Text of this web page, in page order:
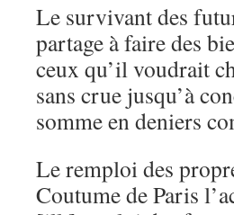
Le survivant des
partage à faire des
ceux qu’il voudrait
sans crue jusqu’à
somme en deniers
Le remploi des
Coutume de Paris